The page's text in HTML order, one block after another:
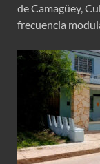
de Camagüey,
frecuencia